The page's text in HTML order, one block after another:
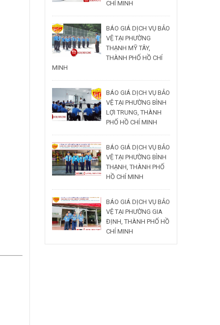
CHÍ MINH
BÁO GIÁ DỊCH VỤ BẢO
VỆ TẠI PHƯỜNG
THẠNH MỸ TÂY,
THÀNH PHỐ HỒ CHÍ
MINH
BÁO GIÁ DỊCH VỤ BẢO
VỆ TẠI PHƯỜNG BÌNH
LỢI TRUNG, THÀNH
PHỐ HỒ CHÍ MINH
BÁO GIÁ DỊCH VỤ BẢO
VỆ TẠI PHƯỜNG BÌNH
THẠNH, THÀNH PHỐ
HỒ CHÍ MINH
BÁO GIÁ DỊCH VỤ BẢO
VỆ TẠI PHƯỜNG GIA
ĐỊNH, THÀNH PHỐ HỒ
CHÍ MINH